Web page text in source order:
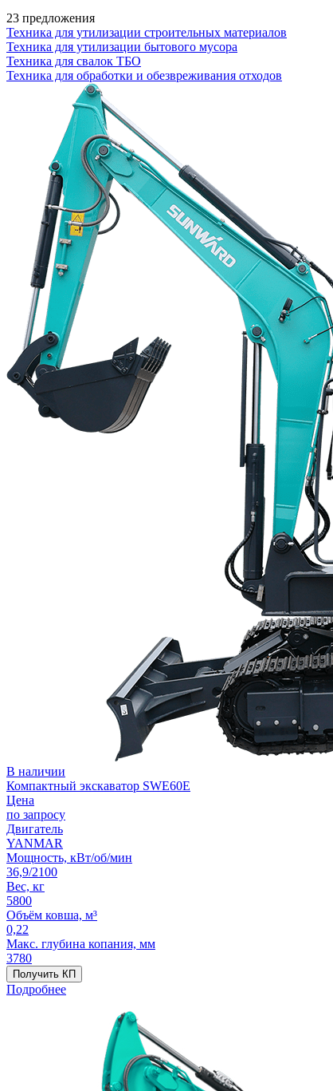
23 предложения
Техника для утилизации строительных материалов
Техника для утилизации бытового мусора
Техника для свалок ТБО
Техника для обработки и обезвреживания отходов
В наличии
Компактный экскаватор SWE60E
Цена
по запросу
Двигатель
YANMAR
Мощность, кВт/об/мин
36,9/2100
Вес, кг
5800
Объём ковша, м³
0,22
Макс. глубина копания, мм
3780
Получить КП
Подробнее